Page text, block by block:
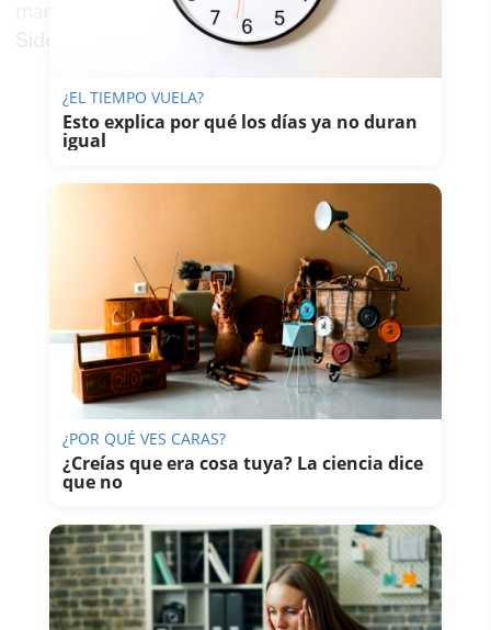
marcada por este grave accidente en
¿EL TIEMPO VUELA?
Esto explica por qué los días ya no duran
igual
¿POR QUÉ VES CARAS?
¿Creías que era cosa tuya? La ciencia dice
que no